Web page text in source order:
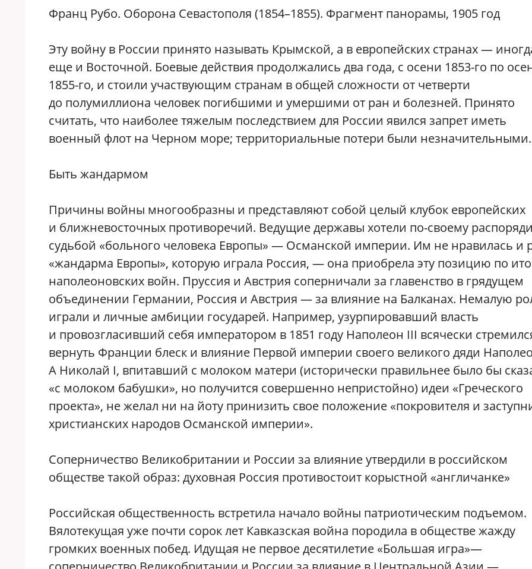
Франц Рубо. Оборона Севастополя (1854–1855). Фрагмент панорамы, 1905 год
Эту войну в России принято называть Крымской, а в европейских странах —
еще и Восточной. Боевые действия продолжались два года, с осени 1853-го по
1855-го, и стоили участвующим странам в общей сложности от четверти
до полумиллиона человек погибшими и умершими от ран и болезней. Принято
считать, что наиболее тяжелым последствием для России явился запрет иметь
военный флот на Черном море; территориальные потери были незначительными.
Быть жандармом
Причины войны многообразны и представляют собой целый клубок европейских
и ближневосточных противоречий. Ведущие державы хотели по-своему
судьбой «больного человека Европы» — Османской империи. Им не нравилась и
«жандарма Европы», которую играла Россия, — она приобрела эту позицию по
наполеоновских войн. Пруссия и Австрия соперничали за главенство в грядущем
объединении Германии, Россия и Австрия — за влияние на Балканах. Немалую
играли и личные амбиции государей. Например, узурпировавший власть
и провозгласивший себя императором в 1851 году Наполеон III всячески
вернуть Франции блеск и влияние Первой империи своего великого дяди
А Николай I, впитавший с молоком матери (исторически правильнее было бы
«с молоком бабушки», но получится совершенно непристойно) идеи «Греческого
проекта», не желал ни на йоту принизить свое положение «покровителя и
христианских народов Османской империи».
Соперничество Великобритании и России за влияние утвердили в российском
обществе такой образ: духовная Россия противостоит корыстной «англичанке»
Российская общественность встретила начало войны патриотическим подъемом.
Вялотекущая уже почти сорок лет Кавказская война породила в обществе жажду
громких военных побед. Идущая не первое десятилетие «Большая игра»—